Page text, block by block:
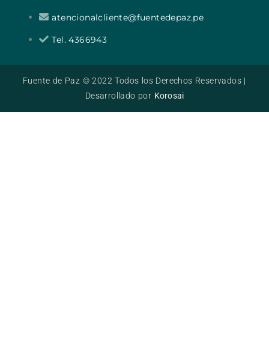
atencionalcliente@fuentedepaz.pe
Tel. 4366943
Fuente de Paz © 2022 Todos los Derechos Reservados |
Desarrollado por Korosai